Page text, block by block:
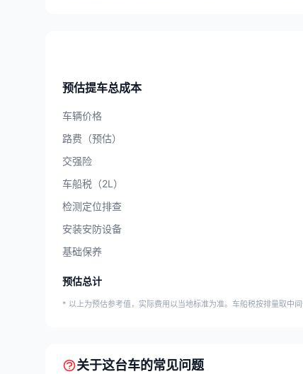
预估提车总成本
车辆价格
路费（预估）
交强险
车船税（2L）
检测定位排查
安装安防设备
基础保养
预估总计
* 以上为预估参考值，实际费用以当地标准为准。车船税按排量取中间
关于这台车的常见问题